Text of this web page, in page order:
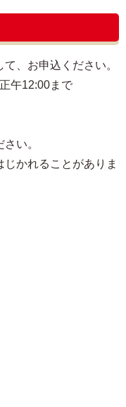
、お申込ください。
午12:00まで
い。
かれることがありま